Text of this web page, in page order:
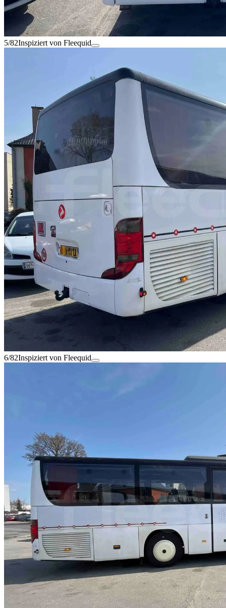
5/82Inspiziert von Fleequid
6/82Inspiziert von Fleequid